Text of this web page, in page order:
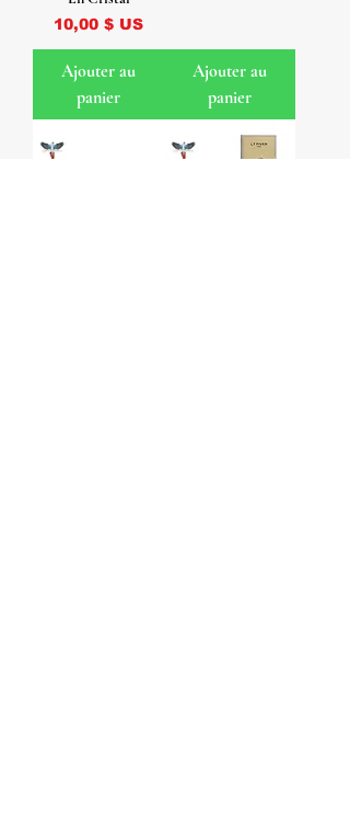
Prix
10,00 $ US
Ajouter au
panier
Ajouter au
panier